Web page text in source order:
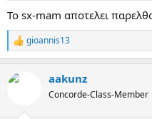
Το sx-mam αποτελει
R
e
c
gioannis13
aakunz
Concorde-Class-Member